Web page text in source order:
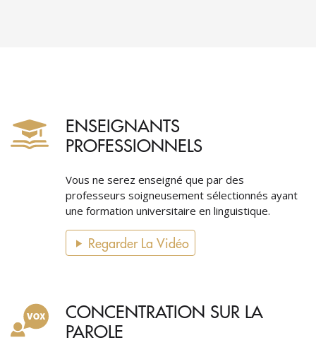
ENSEIGNANTS
PROFESSIONNELS
Vous ne serez enseigné que par des
professeurs soigneusement sélectionnés ayant
une formation universitaire en linguistique.
Regarder La Vidéo
CONCENTRATION SUR LA
PAROLE